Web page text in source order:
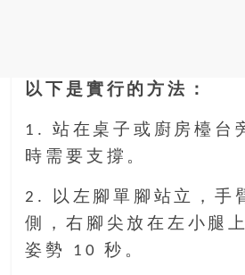
以下是實行的方法：
1. 站在桌子或廚房檯台
時需要支撐。
2. 以左腳單腳站立，手
側，右腳尖放在左小腿
姿勢 10 秒。